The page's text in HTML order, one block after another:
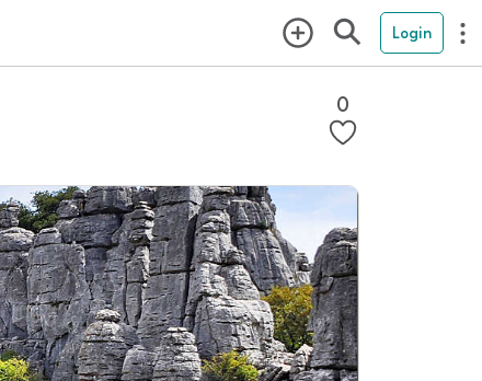
Login
0